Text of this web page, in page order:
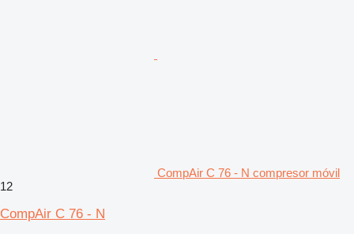
CompAir C 76 - N compresor móvil
12
CompAir C 76 - N